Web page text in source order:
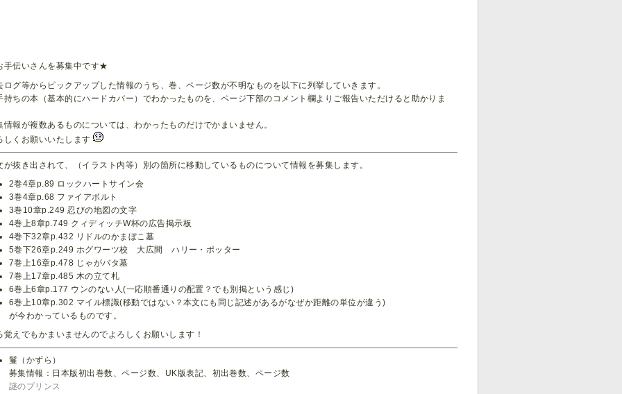
手伝いさんを募集中です★
ログ等からピックアップした情報のうち、巻、ページ数が不明なものを以下に列挙していきます。
持ちの本（基本的にハードカバー）でわかったものを、ページ下部のコメント欄よりご報告いただけると助かりま
情報が複数あるものについては、わかったものだけでかまいません。
しくお願いいたします
が抜き出されて、（イラスト内等）別の箇所に移動しているものについて情報を募集します。
2巻4章p.89 ロックハートサイン会
3巻4章p.68 ファイアボルト
3巻10章p.249 忍びの地図の文字
4巻上8章p.749 クィディッチW杯の広告掲示板
4巻下32章p.432 リドルのかまぼこ墓
5巻下26章p.249 ホグワーツ校 大広間 ハリー・ポッター
7巻上16章p.478 じゃがバタ墓
7巻上17章p.485 木の立て札
6巻上6章p.177 ウンのない人(一応順番通りの配置？でも別掲という感じ)
6巻上10章p.302 マイル標識(移動ではない？本文にも同じ記述があるがなぜか距離の単位が違う)
が今わかっているものです。
覚えでもかまいませんのでよろしくお願いします！
鬘（かずら）
募集情報：日本版初出巻数、ページ数、UK版表記、初出巻数、ページ数
謎のプリンス